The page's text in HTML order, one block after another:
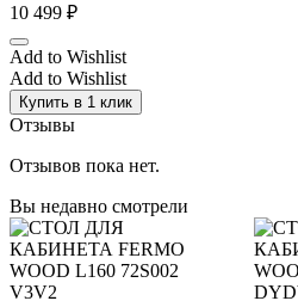
10 499 ₽
Add to Wishlist
Add to Wishlist
Купить в 1 клик
Отзывы
Отзывов пока нет.
Вы недавно смотрели